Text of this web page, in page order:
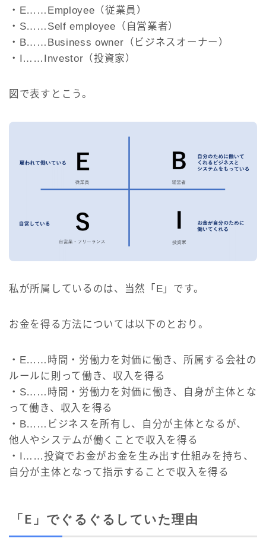
・E……Employee（従業員）
・S……Self employee（自営業者）
・B……Business owner（ビジネスオーナー）
・I……Investor（投資家）
図で表すとこう。
私が所属しているのは、当然「E」です。
お金を得る方法については以下のとおり。
・E……時間・労働力を対価に働き、所属する会社の
ルールに則って働き、収入を得る
・S……時間・労働力を対価に働き、自身が主体とな
って働き、収入を得る
・B……ビジネスを所有し、自分が主体となるが、
他人やシステムが働くことで収入を得る
・I……投資でお金がお金を生み出す仕組みを持ち、
自分が主体となって指示することで収入を得る
「E」でぐるぐるしていた理由